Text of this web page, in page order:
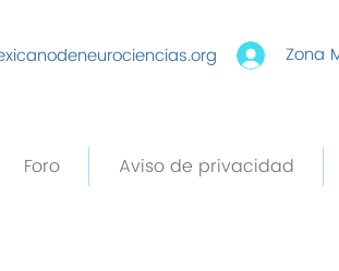
Zona
Foro Aviso de privacidad